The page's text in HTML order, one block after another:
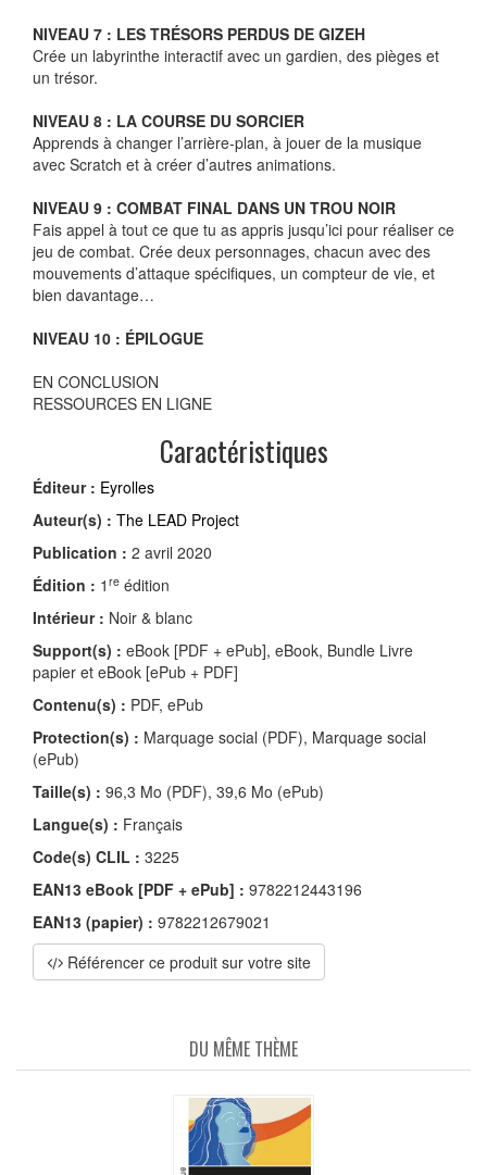
NIVEAU 7 : LES TRÉSORS PERDUS DE GIZEH
Crée un labyrinthe interactif avec un gardien, des pièges et
un trésor.
NIVEAU 8 : LA COURSE DU SORCIER
Apprends à changer l’arrière-plan, à jouer de la musique
avec Scratch et à créer d’autres animations.
NIVEAU 9 : COMBAT FINAL DANS UN TROU NOIR
Fais appel à tout ce que tu as appris jusqu’ici pour réaliser ce
jeu de combat. Crée deux personnages, chacun avec des
mouvements d’attaque spécifiques, un compteur de vie, et
bien davantage…
NIVEAU 10 : ÉPILOGUE
EN CONCLUSION
RESSOURCES EN LIGNE
Caractéristiques
Éditeur : Eyrolles
Auteur(s) : The LEAD Project
Publication : 2 avril 2020
Édition : 1 re édition
Intérieur : Noir & blanc
Support(s) : eBook [PDF + ePub], eBook, Bundle Livre
papier et eBook [ePub + PDF]
Contenu(s) : PDF, ePub
Protection(s) : Marquage social (PDF), Marquage social
(ePub)
Taille(s) : 96,3 Mo (PDF), 39,6 Mo (ePub)
Langue(s) : Français
Code(s) CLIL : 3225
EAN13 eBook [PDF + ePub] : 9782212443196
EAN13 (papier) : 9782212679021
Référencer ce produit sur votre site
DU MÊME THÈME